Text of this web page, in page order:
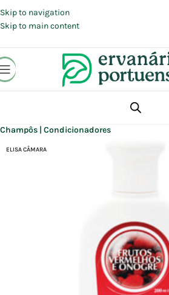
Skip to navigation
Skip to main content
Beleza | Cosmética | Higiene
Champôs | Condicionadores
ELISA CÂMARA